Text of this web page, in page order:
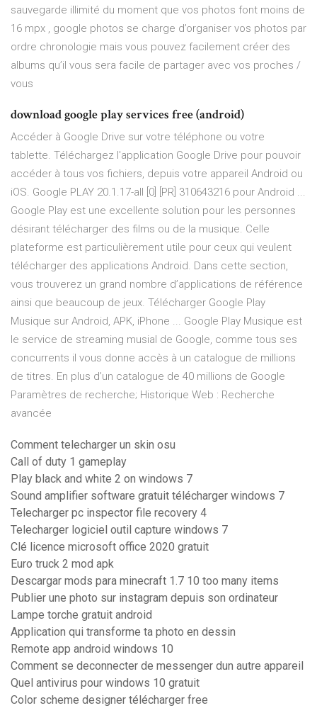
sauvegarde illimité du moment que vos photos font moins de
16 mpx , google photos se charge d’organiser vos photos par
ordre chronologie mais vous pouvez facilement créer des
albums qu’il vous sera facile de partager avec vos proches /
vous
download google play services free (android)
Accéder à Google Drive sur votre téléphone ou votre
tablette. Téléchargez l'application Google Drive pour pouvoir
accéder à tous vos fichiers, depuis votre appareil Android ou
iOS. Google PLAY 20.1.17-all [0] [PR] 310643216 pour Android ...
Google Play est une excellente solution pour les personnes
désirant télécharger des films ou de la musique. Celle
plateforme est particulièrement utile pour ceux qui veulent
télécharger des applications Android. Dans cette section,
vous trouverez un grand nombre d’applications de référence
ainsi que beaucoup de jeux. Télécharger Google Play
Musique sur Android, APK, iPhone ... Google Play Musique est
le service de streaming musial de Google, comme tous ses
concurrents il vous donne accès à un catalogue de millions
de titres. En plus d’un catalogue de 40 millions de Google
Paramètres de recherche; Historique Web : Recherche
avancée
Comment telecharger un skin osu
Call of duty 1 gameplay
Play black and white 2 on windows 7
Sound amplifier software gratuit télécharger windows 7
Telecharger pc inspector file recovery 4
Telecharger logiciel outil capture windows 7
Clé licence microsoft office 2020 gratuit
Euro truck 2 mod apk
Descargar mods para minecraft 1.7 10 too many items
Publier une photo sur instagram depuis son ordinateur
Lampe torche gratuit android
Application qui transforme ta photo en dessin
Remote app android windows 10
Comment se deconnecter de messenger dun autre appareil
Quel antivirus pour windows 10 gratuit
Color scheme designer télécharger free